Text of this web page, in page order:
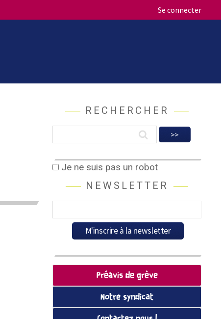
Se connecter
RECHERCHER
Je ne suis pas un robot
NEWSLETTER
Préavis de grève
Notre syndicat